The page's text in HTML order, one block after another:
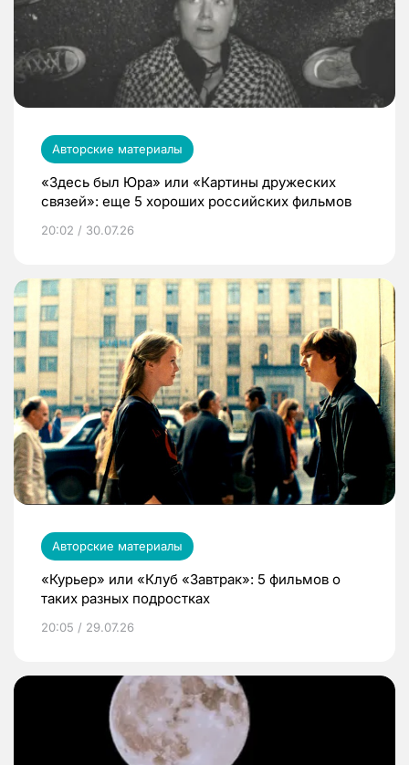
Авторские материалы
«Здесь был Юра» или «Картины дружеских
связей»: еще 5 хороших российских фильмов
20:02 / 30.07.26
Авторские материалы
«Курьер» или «Клуб «Завтрак»: 5 фильмов о
таких разных подростках
20:05 / 29.07.26